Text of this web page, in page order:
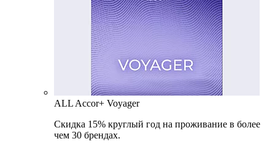
ALL Accor+ Voyager
Скидка 15% круглый год на проживание в более
чем 30 брендах.